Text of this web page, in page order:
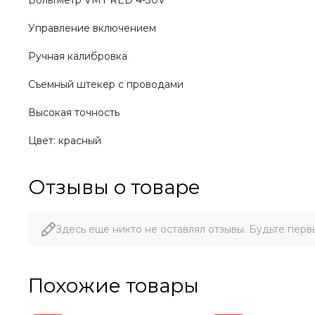
Управление включением
Ручная калибровка
Съемный штекер с проводами
Высокая точность
Цвет: красный
Отзывы о товаре
Здесь еще никто не оставлял отзывы. Будьте
Похожие товары